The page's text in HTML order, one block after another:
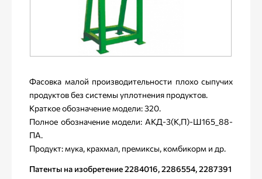
Фасовка малой производительности плохо сыпучих
продуктов без системы уплотнения продуктов.
Краткое обозначение модели: 320.
Полное обозначение модели: АКД-3(К,П)-Ш165_88-
ПА.
Продукт: мука, крахмал, премиксы, комбикорм и др.
Патенты на изобретение 2284016, 2286554, 2287391